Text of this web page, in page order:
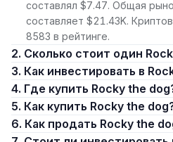
составлял $7.47. Общая
составляет $21.43K.
8583 в рейтинге.
2. Сколько стоит один
3. Как инвестировать в
4. Где купить Rocky the
5. Как купить Rocky the
6. Как продать Rocky the